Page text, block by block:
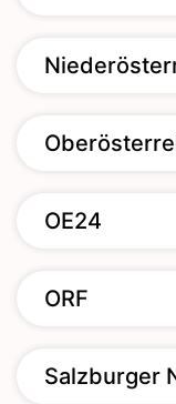
OE24
ORF
Salzburger